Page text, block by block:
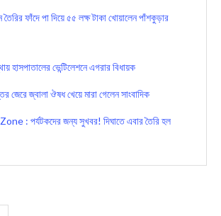
ফাঁদে পা দিয়ে ৫৫ লক্ষ টাকা খোয়ালেন পাঁশকুড়ার
ভেন্টিলেশনে এগরার বিধায়ক
জেরে জ্বালা ঔষধ খেয়ে মারা গেলেন সাংবাদিক
: পর্যটকদের জন্য সুখবর! দিঘাতে এবার তৈরি হল